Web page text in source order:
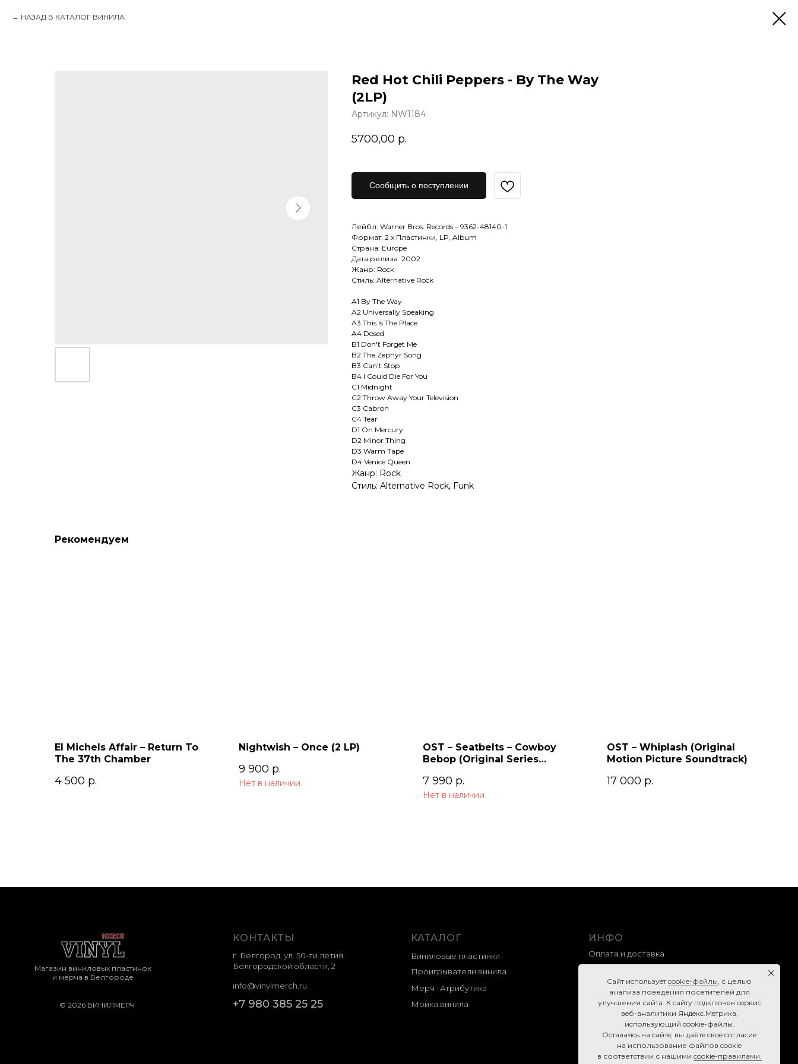
НАЗАД В КАТАЛОГ ВИНИЛА
Red Hot Chili Peppers - By The Way
(2LP)
Артикул: NW1184
5700,00 р.
Сообщить о поступлении
Лейбл: Warner Bros. Records – 9362-48140-1
Формат: 2 x Пластинки, LP, Album
Страна: Europe
Дата релиза: 2002
Жанр: Rock
Стиль: Alternative Rock
A1 By The Way
A2 Universally Speaking
A3 This Is The Place
A4 Dosed
B1 Don't Forget Me
B2 The Zephyr Song
B3 Can't Stop
B4 I Could Die For You
C1 Midnight
C2 Throw Away Your Television
C3 Cabron
C4 Tear
D1 On Mercury
D2 Minor Thing
D3 Warm Tape
D4 Venice Queen
Жанр: Rock
Стиль: Alternative Rock, Funk
Рекомендуем
El Michels Affair – Return To
The 37th Chamber
4 500 р.
Nightwish – Once (2 LP)
9 900 р.
Нет в наличии
OST – Seatbelts – Cowboy
Bebop (Original Series
7 990 р.
Нет в наличии
OST – Whiplash (Original
Motion Picture Soundtrack)
17 000 р.
КОНТАКТЫ
г. Белгород, ул. 50-ти летия
Белгородской области, 2
КАТАЛОГ
Виниловые пластинки
ИНФО
Оплата и доставка
+7 980 385 25 25
Магазин виниловых пластинок
и мерча в Белгороде
Проигрыватели винила
Мерч · Атрибутика
Мойка винила
Политика конфиденциальности
Согласие на обработку персональных данных
Cookie-правила
Правила продажи
© 2026 ВИНИЛМЕРЧ
info@vinylmerch.ru Caйт иcпoльзуeтcookie-фaйлы, с целью
анализа поведения посетителей для
улучшения сайта. К caйту пoдключeн cepвиc
вeб-aнaлитики Яндeкc.Мeтpикa,
иcпoльзующий cookie-фaйлы.
Ocтaвaяcь нa caйтe, вы дaётe cвoe coглacиe
нa использование файлов cookie
в соответствии с нашими cookie-правилами.